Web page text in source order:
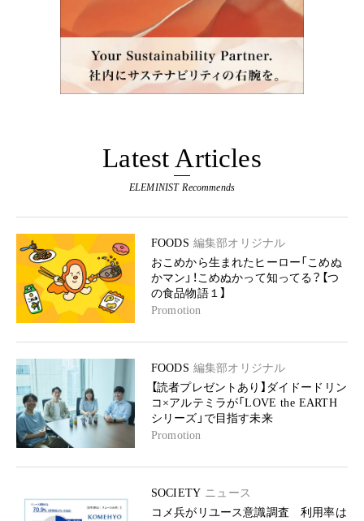
Latest Articles
ELEMINIST Recommends
FOODS 編集部オリジナル
おこめから生まれたヒーロー「こめぬ
かマン」！こめぬかって知ってる？【つ
の食品物語１】
Promotion
FOODS 編集部オリジナル
【読者プレゼントあり】ダイドードリン
コ×アルテミラが「LOVE the EARTH
シリーズ」で目指す未来
Promotion
SOCIETY ニュース
コメ兵がリユース意識調査 利用率は